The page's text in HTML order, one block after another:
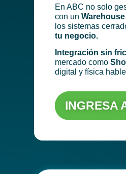
En ABC no solo
con un
los sistemas
tu negocio.
Integración sin
mercado como
digital y física
INGRESA